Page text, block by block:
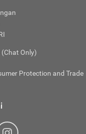
Only)
Protection and Trade